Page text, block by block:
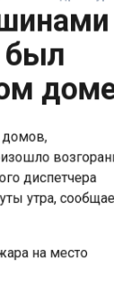
был
домов,
диспетчера
утра,
на место